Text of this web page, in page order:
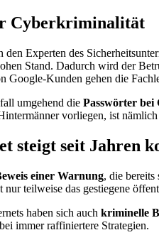
Cyberkriminalität
Experten des
Stand. Dadurch wird der
Google-Kunden gehen die
umgehend die Passwörter bei
vorliegen, ist
steigt seit Jahren
einer Warnung, die
teilweise das gestiegene
haben sich auch kriminelle
immer raffiniertere Strategien.